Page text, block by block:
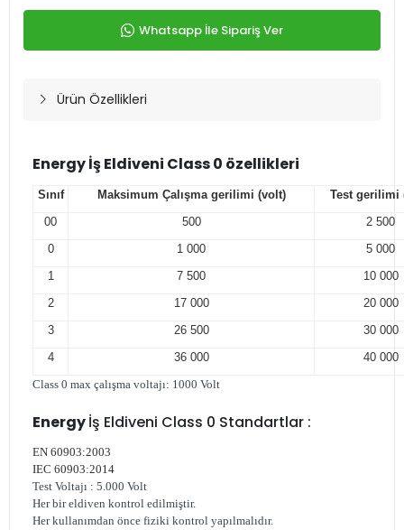
Whatsapp İle Sipariş Ver
Ürün Özellikleri
Energyİş Eldiveni Class 0 özellikleri
Sınıf Maksimum Çalışma gerilimi (volt)
Test gerilimi
00
500
2 500
0
1 000
5 000
1
7 500
10 000
2
17 000
20 000
3
26 500
30 000
4
36 000
40 000
Class 0 max çalışma voltajı: 1000 Volt
Energyİş Eldiveni Class 0 Standartlar :
EN 60903:2003
IEC 60903:2014
Test Voltajı : 5.000 Volt
Her bir eldiven kontrol edilmiştir.
Her kullanımdan önce fiziki kontrol yapılmalıdır.